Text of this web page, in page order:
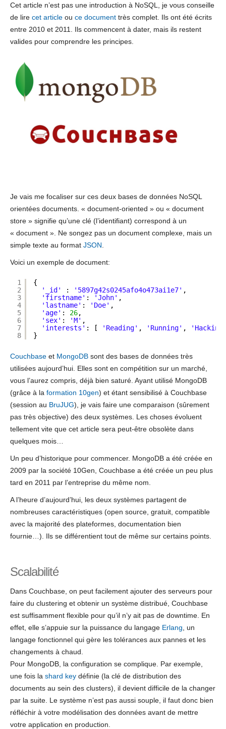
Cet article n’est pas une introduction à NoSQL, je vous conseille
de lire cet article ou ce document très complet. Ils ont été écrits
entre 2010 et 2011. Ils commencent à dater, mais ils restent
valides pour comprendre les principes.
Je vais me focaliser sur ces deux bases de données NoSQL
orientées documents. « document-oriented » ou « document
store » signifie qu’une clé (l’identifiant) correspond à un
« document ». Ne songez pas un document complexe, mais un
simple texte au format JSON.
Voici un exemple de document:
1
2
3
4
5
6
7
8
{
'_id'
: '5897g42s0245afo4o473ai1e7' ,
'firstname' : 'John' ,
'lastname' : 'Doe' ,
'age' : 26,
'sex' : 'M' ,
'interests' : [ 'Reading' , 'Running' ,
}
Couchbase et MongoDB sont des bases de données très
utilisées aujourd’hui. Elles sont en compétition sur un marché,
vous l’aurez compris, déjà bien saturé. Ayant utilisé MongoDB
(grâce à la formation 10gen) et étant sensibilisé à Couchbase
(session au BruJUG), je vais faire une comparaison (sûrement
pas très objective) des deux systèmes. Les choses évoluent
tellement vite que cet article sera peut-être obsolète dans
quelques mois…
Un peu d’historique pour commencer. MongoDB a été créée en
2009 par la société 10Gen, Couchbase a été créée un peu plus
tard en 2011 par l’entreprise du même nom.
A l’heure d’aujourd’hui, les deux systèmes partagent de
nombreuses caractéristiques (open source, gratuit, compatible
avec la majorité des plateformes, documentation bien
fournie…). Ils se différentient tout de même sur certains points.
Scalabilité
Dans Couchbase, on peut facilement ajouter des serveurs pour
faire du clustering et obtenir un système distribué, Couchbase
est suffisamment flexible pour qu’il n’y ait pas de downtime. En
effet, elle s’appuie sur la puissance du langage Erlang, un
langage fonctionnel qui gère les tolérances aux pannes et les
changements à chaud.
Pour MongoDB, la configuration se complique. Par exemple,
une fois la shard key définie (la clé de distribution des
documents au sein des clusters), il devient difficile de la changer
par la suite. Le système n’est pas aussi souple, il faut donc bien
réfléchir à votre modélisation des données avant de mettre
votre application en production.